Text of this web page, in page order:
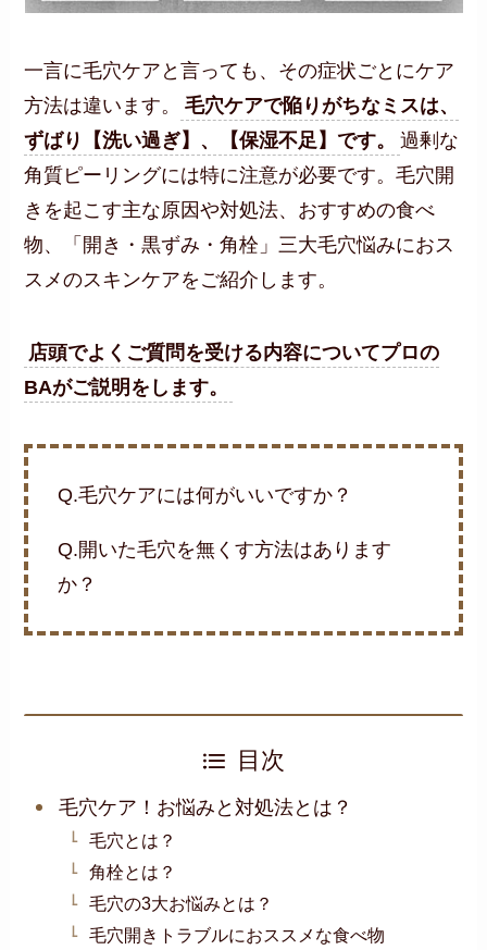
一言に毛穴ケアと言っても、その症状ごとにケア
方法は違います。
毛穴ケアで陥りがちなミスは、
ずばり【洗い過ぎ】、【保湿不足】です。
過剰な
角質ピーリングには特に注意が必要です。毛穴開
きを起こす主な原因や対処法、おすすめの食べ
物、「開き・黒ずみ・角栓」三大毛穴悩みにおス
スメのスキンケアをご紹介します。
店頭でよくご質問を受ける内容についてプロの
BAがご説明をします。
Q.毛穴ケアには何がいいですか？
Q.開いた毛穴を無くす方法はあります
か？
目次
毛穴ケア！お悩みと対処法とは？
毛穴とは？
角栓とは？
毛穴の3大お悩みとは？
毛穴開きトラブルにおススメな食べ物